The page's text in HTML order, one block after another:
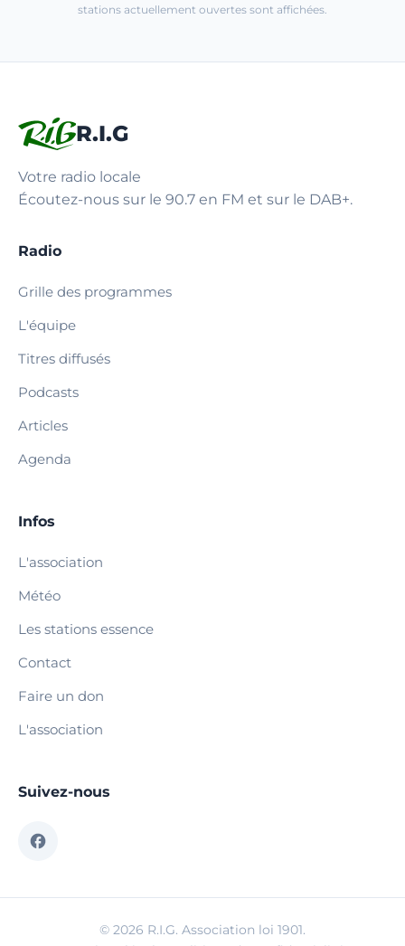
stations actuellement ouvertes sont affichées.
R.I.G
Votre radio locale
Écoutez-nous sur le 90.7 en FM et sur le DAB+.
Radio
Grille des programmes
L'équipe
Titres diffusés
Podcasts
Articles
Agenda
Infos
L'association
Météo
Les stations essence
Contact
Faire un don
L'association
Suivez-nous
© 2026 R.I.G. Association loi 1901.